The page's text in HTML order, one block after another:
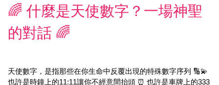
🌈 什麼是天使數字？一場神聖
的對話 🌈
天使數字，是指那些在你生命中反覆出現的特殊數字序列 🔢💫
也許是時鐘上的11:11讓你不經意間抬頭 ⏰ 也許是車牌上的333